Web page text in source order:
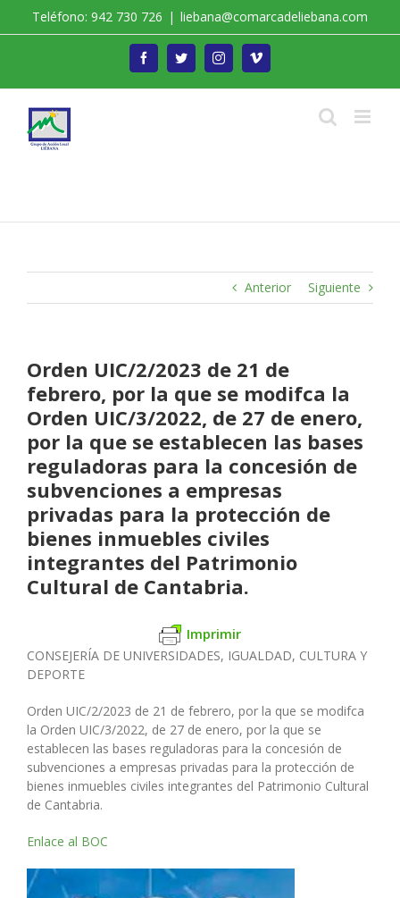
Teléfono: 942 730 726 | liebana@comarcadeliebana.com
FacebookTwitterInstagramVimeo
Anterior Siguiente
Orden UIC/2/2023 de 21 de
febrero, por la que se modifca la
Orden UIC/3/2022, de 27 de enero,
por la que se establecen las bases
reguladoras para la concesión de
subvenciones a empresas
privadas para la protección de
bienes inmuebles civiles
integrantes del Patrimonio
Cultural de Cantabria.
Imprimir
CONSEJERÍA DE UNIVERSIDADES, IGUALDAD, CULTURA Y
DEPORTE
Orden UIC/2/2023 de 21 de febrero, por la que se modifca
la Orden UIC/3/2022, de 27 de enero, por la que se
establecen las bases reguladoras para la concesión de
subvenciones a empresas privadas para la protección de
bienes inmuebles civiles integrantes del Patrimonio Cultural
de Cantabria.
Enlace al BOC